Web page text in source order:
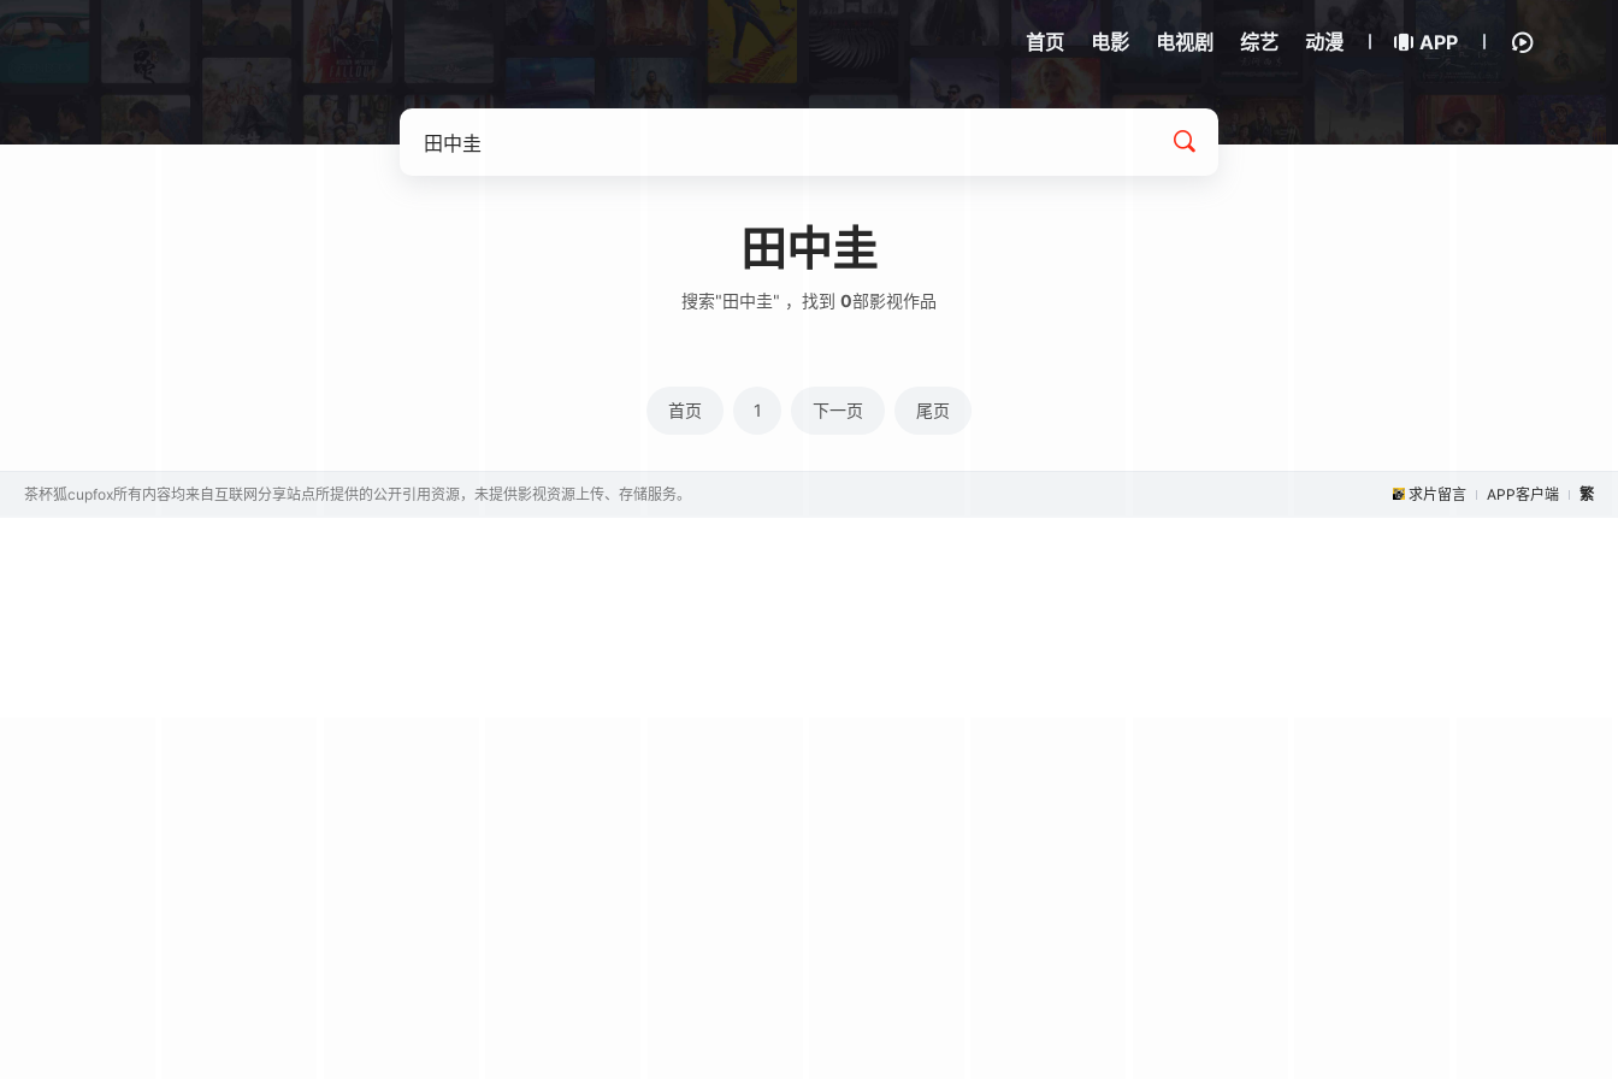
首页 电影 电视剧 综艺 动漫 APP
田中圭
搜索"田中圭" ，找到 0部影视作品
首页 1 下一页 尾页
求片留言 APP客户端 繁
茶杯狐cupfox所有内容均来自互联网分享站点所提供的公开引用资源，未提供影视资源上传、存储服务。